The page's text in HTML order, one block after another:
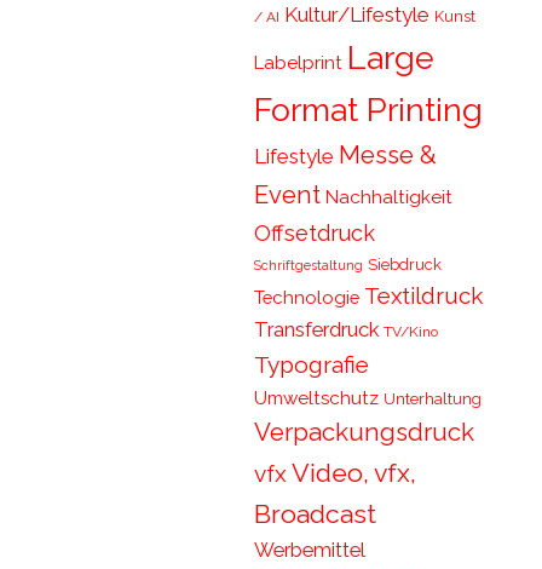
/ AI Kultur/Lifestyle Kunst
Labelprint Large
Format Printing
Lifestyle Messe &
Event Nachhaltigkeit
Offsetdruck
Schriftgestaltung Siebdruck
Technologie Textildruck
Transferdruck TV/Kino
Typografie
Umweltschutz Unterhaltung
Verpackungsdruck
vfxVideo, vfx,
Broadcast
Werbemittel